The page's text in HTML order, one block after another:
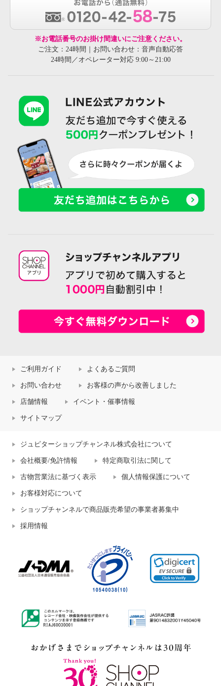
※お電話番号のお掛け間違いにご注意ください。
ご注文：24時間｜お問い合わせ：音声自動応答
24時間／オペレーター対応 9:00～21:00
ご利用ガイド よくあるご質問
お問い合わせ お客様の声から改善しました
店舗情報 イベント・催事情報
サイトマップ
ジュピターショップチャンネル株式会社について
会社概要/免許情報 特定商取引法に関して
古物営業法に基づく表示 個人情報保護について
お客様対応について
ショップチャンネルで商品販売希望の事業者募集中
採用情報